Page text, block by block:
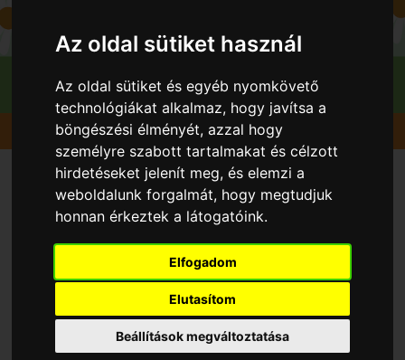
Az oldal sütiket használ
Az oldal sütiket és egyéb nyomkövető
technológiákat alkalmaz, hogy javítsa a
böngészési élményét, azzal hogy
személyre szabott tartalmakat és célzott
hirdetéseket jelenít meg, és elemzi a
weboldalunk forgalmát, hogy megtudjuk
honnan érkeztek a látogatóink.
Elfogadom
Elutasítom
Beállítások megváltoztatása
Gyümölcsök Eper Földieper Arosa